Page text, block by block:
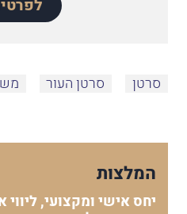
סרטן סרטן העור
המלצות
יחס אישי ומקצועי, ליווי